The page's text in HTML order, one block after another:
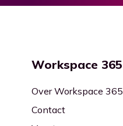
Workspace 365
Over Workspace 365
Contact